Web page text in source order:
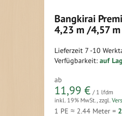
Bangkirai
4,23 m /4,57
Lieferzeit 7 -10
Verfügbarkeit: auf
ab
11,99 € / 1 lfdm
inkl. 19% MwSt., zzgl.
1 PE ≈ 2.44 Meter =